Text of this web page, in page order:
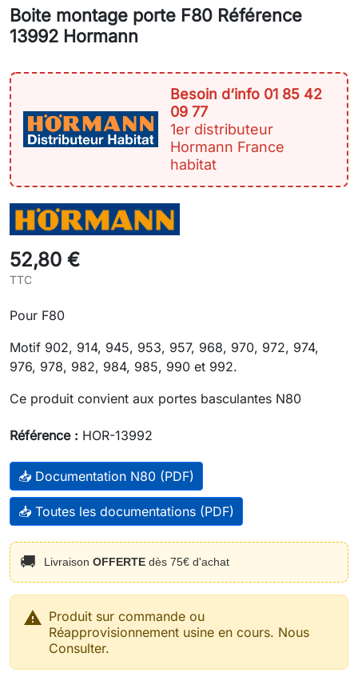
Boite montage porte F80 Référence
13992 Hormann
Besoin d‘info 01 85 42
09 77
1er distributeur
Hormann France
habitat
52,80 €
TTC
Pour F80
Motif 902, 914, 945, 953, 957, 968, 970, 972, 974,
976, 978, 982, 984, 985, 990 et 992.
Ce produit convient aux portes basculantes N80
Référence : HOR-13992
📥 Documentation N80 (PDF)
📥 Toutes les documentations (PDF)
🚚 Livraison OFFERTE dès 75€ d'achat
 Produit sur commande ou
Réapprovisionnement usine en cours. Nous
Consulter.